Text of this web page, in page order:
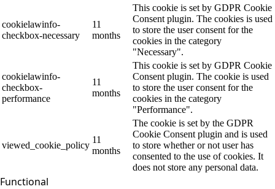
cookielawinfo-
checkbox-necessary
11
months
This cookie is set by GDPR Cookie
Consent plugin. The cookies is used
to store the user consent for the
cookies in the category
"Necessary".
cookielawinfo-
checkbox-
performance
11
months
This cookie is set by GDPR Cookie
Consent plugin. The cookie is used
to store the user consent for the
cookies in the category
"Performance".
viewed_cookie_policy
11
months
The cookie is set by the GDPR
Cookie Consent plugin and is used
to store whether or not user has
consented to the use of cookies. It
does not store any personal data.
Functional